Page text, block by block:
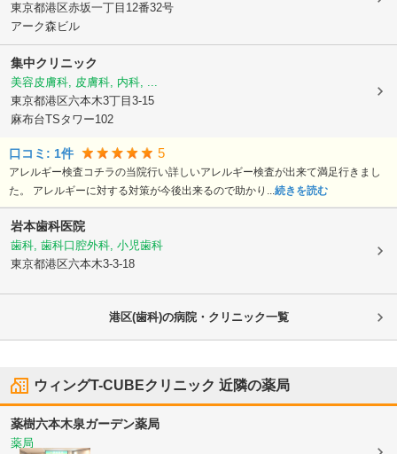
東京都港区赤坂一丁目12番32号
アーク森ビル
集中クリニック
美容皮膚科, 皮膚科, 内科, ...
東京都港区六本木3丁目3-15
麻布台TSタワー102
口コミ: 1件 5
アレルギー検査コチラの当院行い詳しいアレルギー検査が出来て満足行きまし
た。 アレルギーに対する対策が今後出来るので助かり...続きを読む
岩本歯科医院
歯科, 歯科口腔外科, 小児歯科
東京都港区六本木3-3-18
港区(歯科)の病院・クリニック一覧
ウィングT-CUBEクリニック 近隣の薬局
薬樹六本木泉ガーデン薬局
薬局